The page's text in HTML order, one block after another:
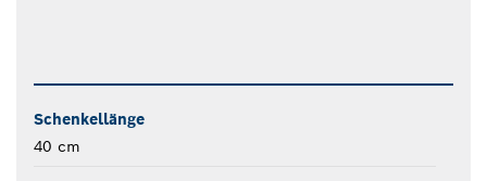
Schenkellänge
40 cm